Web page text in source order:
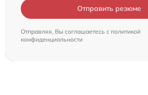
Отправить резюме
Отправляя, Вы соглашаетесь с политикой
конфиденциальности